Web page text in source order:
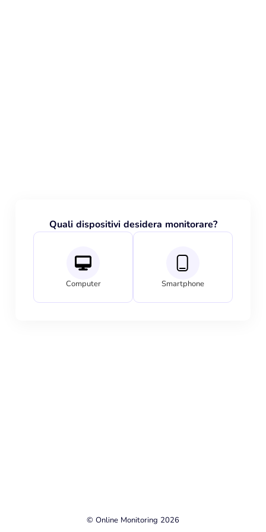
Quali dispositivi desidera monitorare?
Computer Smartphone
© Online Monitoring 2026